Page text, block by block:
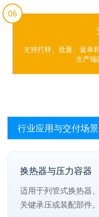
06
支持打样、批量、返单
生产端
行业应用与交付场景
换热器与压力容器
适用于列管式换热器
关键承压或装配部件。